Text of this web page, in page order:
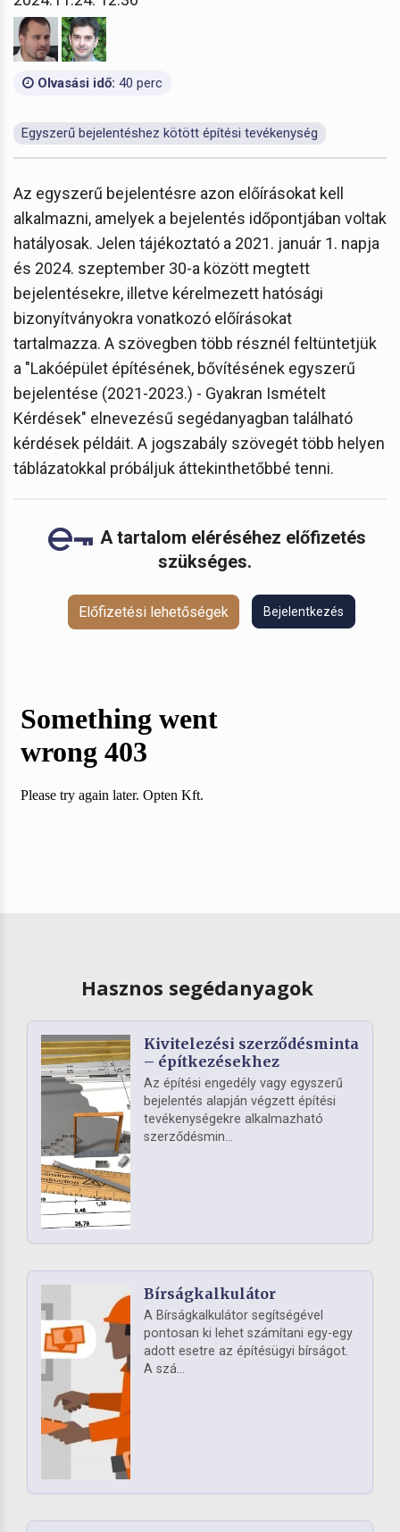
Olvasási idő: 40 perc
Egyszerű bejelentéshez kötött építési tevékenység
Az egyszerű bejelentésre azon előírásokat kell
alkalmazni, amelyek a bejelentés időpontjában voltak
hatályosak. Jelen tájékoztató a 2021. január 1. napja
és 2024. szeptember 30-a között megtett
bejelentésekre, illetve kérelmezett hatósági
bizonyítványokra vonatkozó előírásokat
tartalmazza. A szövegben több résznél feltüntetjük
a "Lakóépület építésének, bővítésének egyszerű
bejelentése (2021-2023.) - Gyakran Ismételt
Kérdések" elnevezésű segédanyagban található
kérdések példáit. A jogszabály szövegét több helyen
táblázatokkal próbáljuk áttekinthetőbbé tenni.
A tartalom eléréséhez előfizetés
szükséges.
Előfizetési lehetőségek Bejelentkezés
Hasznos segédanyagok
Kivitelezési szerződésminta
– építkezésekhez
Az építési engedély vagy egyszerű
bejelentés alapján végzett építési
tevékenységekre alkalmazható
szerződésmin...
Bírságkalkulátor
A Bírságkalkulátor segítségével
pontosan ki lehet számítani egy-egy
adott esetre az építésügyi bírságot.
A szá...